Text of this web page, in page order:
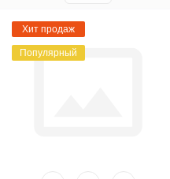
Хит продаж
Популярный